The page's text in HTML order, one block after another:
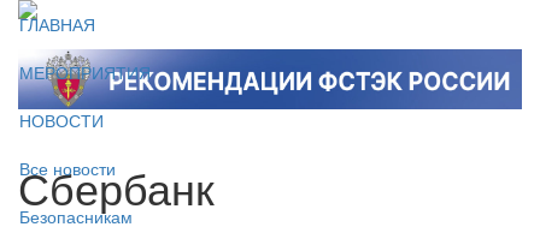
ГЛАВНАЯ
МЕРОПРИЯТИЯ
НОВОСТИ
Все новости
Безопасникам
Сбербанк